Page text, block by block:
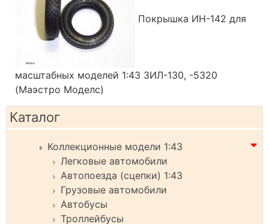
Покрышка ИН-142 для
масштабных моделей 1:43 ЗИЛ-130, -5320
(Маэстро Моделс)
Каталог
Коллекционные модели 1:43
Легковые автомобили
Автопоезда (сцепки) 1:43
Грузовые автомобили
Автобусы
Троллейбусы